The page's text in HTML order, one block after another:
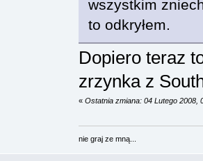
wszystkim
to odkryłem.
Dopiero teraz
zrzynka z
« Ostatnia zmiana: 04 Lutego 2008,
nie graj ze mną...